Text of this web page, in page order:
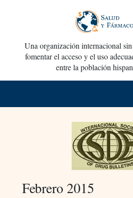
Una organización internacional
fomentar el acceso y el uso
entre la población
Febrero 2015